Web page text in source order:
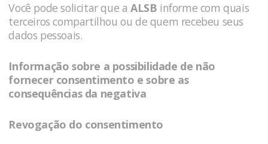
Você pode solicitar que a ALSB informe com quais
terceiros compartilhou ou de quem recebeu seus
dados pessoais.
Informação sobre a possibilidade de não
fornecer consentimento e sobre as
consequências da negativa
Revogação do consentimento